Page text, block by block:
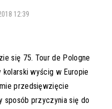
12:39
się 75. Tour de Pologne
kolarski wyścig w Europie
przedsięwzięcie
sposób przyczynia się do